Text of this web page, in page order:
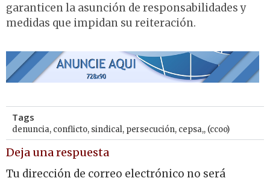
garanticen la asunción de responsabilidades y
medidas que impidan su reiteración.
Tags
denuncia, conflicto, sindical, persecución, cepsa,, (ccoo)
Deja una respuesta
Tu dirección de correo electrónico no será